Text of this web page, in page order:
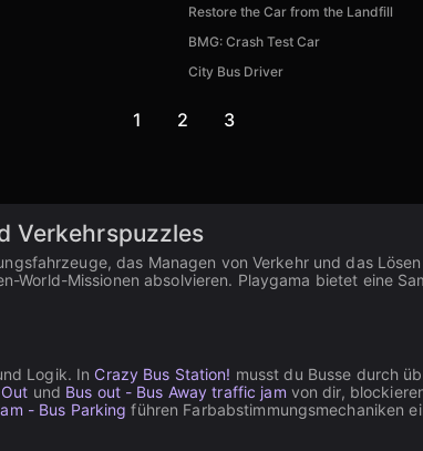
Restore the Car from the Landfill
BMG: Crash Test Car
City Bus Driver
1 2 3
Verkehrspuzzles
das Managen von Verkehr und das
Missionen absolvieren. Playgama bietet eine
Logik. In Crazy Bus Station! musst du Busse durch
und Bus out - Bus Away traffic jam von dir,
- Bus Parking führen Farbabstimmungsmechaniken